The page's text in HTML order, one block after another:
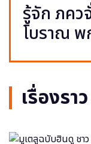
รู้จัก ภคว
โบราณ พ
เรื่องรา